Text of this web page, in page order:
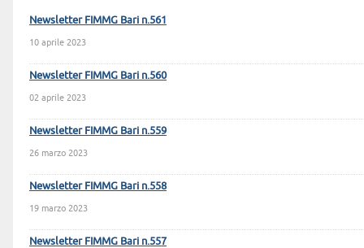
Newsletter FIMMG Bari n.561
10 aprile 2023
Newsletter FIMMG Bari n.560
02 aprile 2023
Newsletter FIMMG Bari n.559
26 marzo 2023
Newsletter FIMMG Bari n.558
19 marzo 2023
Newsletter FIMMG Bari n.557